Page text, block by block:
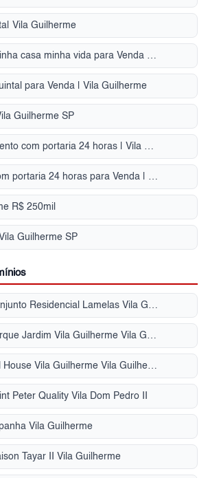
Vila Guilherme
Apartamento minha casa minha vida para Venda | Vila Guilherme
para Venda | Vila Guilherme
Guilherme SP
Alugar Apartamento com portaria 24 horas | Vila Guilherme
Apartamento com portaria 24 horas para Venda | Vila Guilherme
R$ 250mil
Guilherme SP
Condomínio Conjunto Residencial Lamelas Vila Guilherme
Condomínio Parque Jardim Vila Guilherme Vila Guilherme
Condomínio Hill House Vila Guilherme Vila Guilherme
Peter Quality Vila Dom Pedro II
Vila Guilherme
Tayar II Vila Guilherme